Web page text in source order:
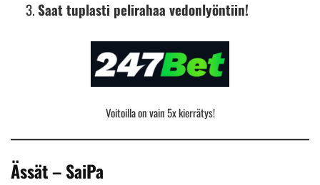
Saat tuplasti pelirahaa vedonlyöntiin!
Voitoilla on vain 5x kierrätys!
Ässät – SaiPa